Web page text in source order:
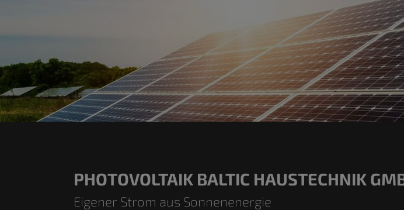
PHOTOVOLTAIK BALTIC HAUSTECHNIK
Eigener Strom aus Sonnenenergie